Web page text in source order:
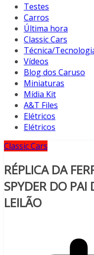
Testes
Carros
Última hora
Classic Cars
Técnica/
Vídeos
Blog dos Caruso
Miniaturas
Mídia Kit
A&T Files
Elétricos
Elétricos
Classic Cars
RÉPLICA DA
SPYDER DO PAI
LEILÃO